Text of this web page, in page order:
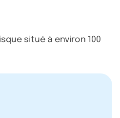
situé à environ 100